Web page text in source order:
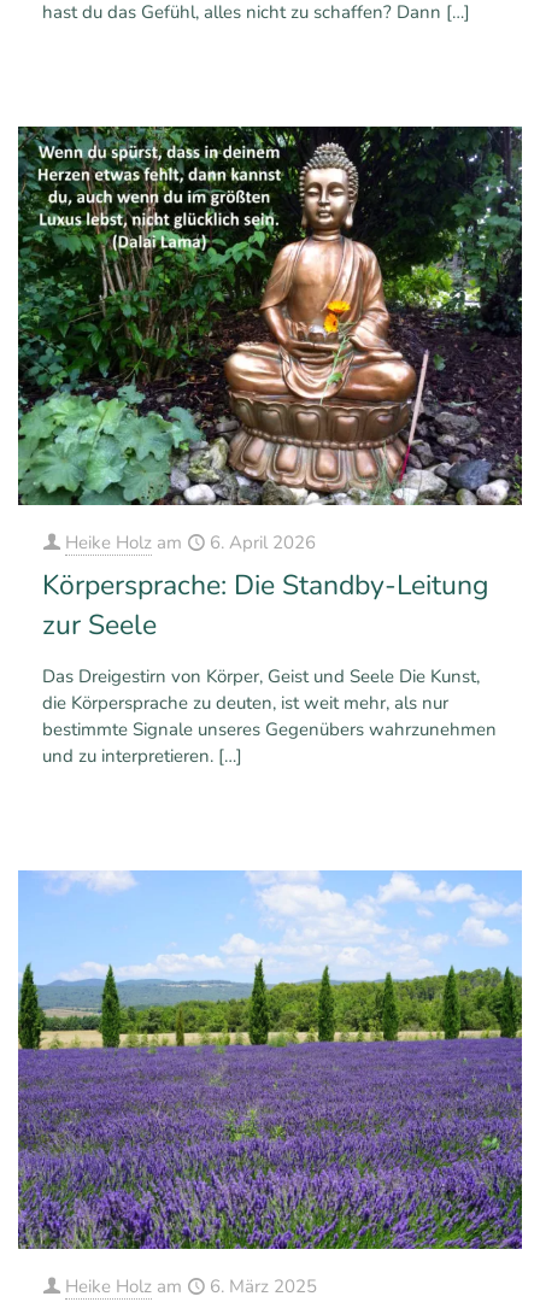
hast du das Gefühl, alles nicht zu schaffen? Dann […]
Heike Holz am 6. April 2026
Körpersprache: Die Standby-Leitung
zur Seele
Das Dreigestirn von Körper, Geist und Seele Die Kunst,
die Körpersprache zu deuten, ist weit mehr, als nur
bestimmte Signale unseres Gegenübers wahrzunehmen
und zu interpretieren. […]
Heike Holz am 6. März 2025